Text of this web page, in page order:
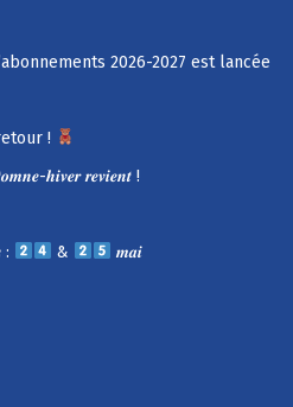
2026-2027 est lancée
!
𝒉𝒊𝒗𝒆𝒓 𝒓𝒆𝒗𝒊𝒆𝒏𝒕 !
:
& 𝒎𝒂𝒊